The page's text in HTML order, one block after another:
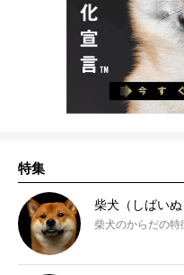
特集
柴犬（しばい
柴犬のからだの特